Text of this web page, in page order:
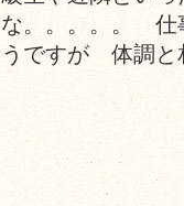
な。。。。。 仕
うですが 体調と